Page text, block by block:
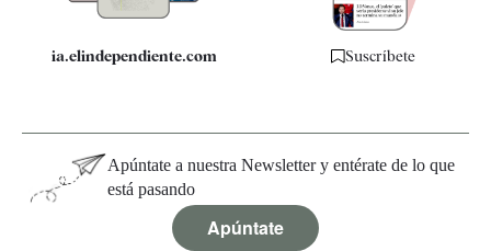
ia.elindependiente.com Suscríbete
Apúntate a nuestra Newsletter y entérate de lo que
está pasando
Apúntate